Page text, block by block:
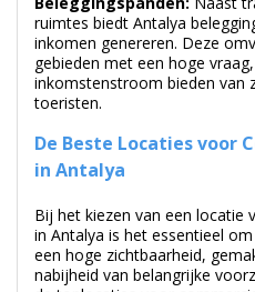
inkomen genereren. Deze
gebieden met een hoge
inkomstenstroom bieden van
toeristen.
De Beste Locaties voor
in Antalya
Bij het kiezen van een locatie
in Antalya is het essentieel
een hoge zichtbaarheid,
nabijheid van belangrijke
de toplocaties voor